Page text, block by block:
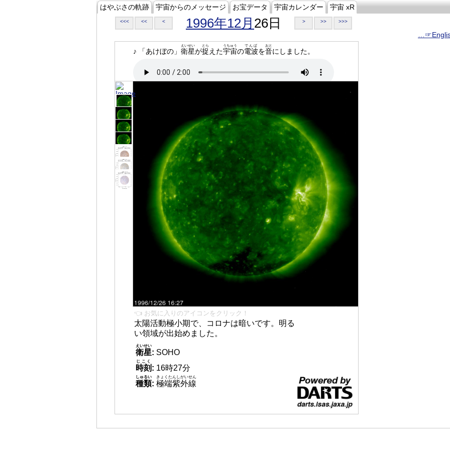
はやぶさの軌跡 宇宙からのメッセージ お宝データ 宇宙カレンダー 宇宙 xR
<<< << < 1996年12月 26日 > >> >>>
♪ 「あけぼの」 衛星
えいせい
が捉
とら
えた宇宙
うちゅう
の電波
でんぱ
を音
おと
にしました。
👈 お気に入りのアイコンをクリック！
太陽活動極小期で、コロナは暗いです。明る
い領域が出始めました。
衛星
えいせい
: SOHO
時刻
じこく
: 16時27分
種類
しゅるい
: 極端紫外線
きょくたんしがいせん